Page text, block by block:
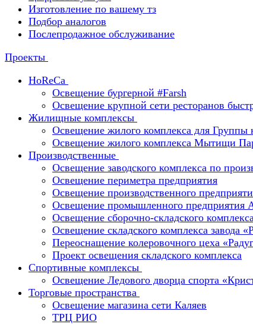
Изготовление по вашему тз
Подбор аналогов
Послепродажное обслуживание
Проекты
HoReCa
Освещение бургерной #Farsh
Освещение крупной сети ресторанов
Жилищные комплексы
Освещение жилого комплекса для
Освещение жилого комплекса Мытищи
Производственные
Освещение заводского комплекса по
Освещение периметра предприятия
Освещение производственного
Освещение промышленного
Освещение сборочно-складского
Освещение складского комплекса завода
Переоснащение колеровочного цеха
Проект освещения складского комплекса
Спортивные комплексы
Освещение Ледового дворца спорта
Торговые пространства
Освещение магазина сети Каляев
ТРЦ РИО